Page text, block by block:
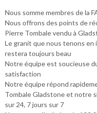
Nous somme membres de la
Nous offrons des points de
Pierre Tombale vendu à
Le granit que nous tenons
restera toujours beau
Notre équipe est soucieuse
satisfaction
Notre équipe répond
Tombale Gladstone et notre
sur 24, 7 jours sur 7